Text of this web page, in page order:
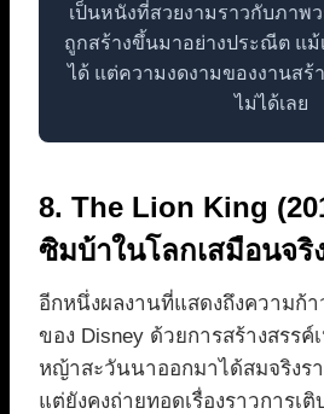
เป็นหนังที่สวยงามราวกับภาพ
ถูกสร้างขึ้นมาอย่างประณีต แม้
ได้ แต่ความงดงามของงานสร้
ไม่ได้เลย
8. The Lion King
ซิมบ้าในโลกเสมือนจริ
อีกหนึ่งผลงานที่แสดงถึงความก้า
ของ Disney ด้วยการสร้างสรรค์
หญ้าสะวันนาออกมาได้สมจริงร
แต่ยังคงถ่ายทอดเรื่องราวการเ